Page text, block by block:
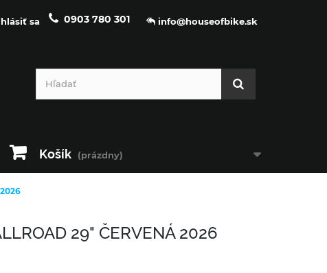
info@houseofbike.sk
0903 780 301
sa
Košík (prázdny)
29" ČERVENÁ 2026